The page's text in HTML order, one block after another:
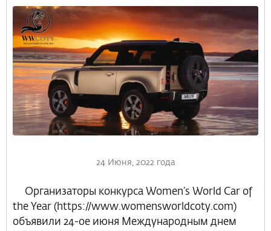
24 Июня, 2022 года
Организаторы конкурса Women’s World Car of
the Year (https://www.womensworldcoty.com)
объявили 24-ое июня Международным днем